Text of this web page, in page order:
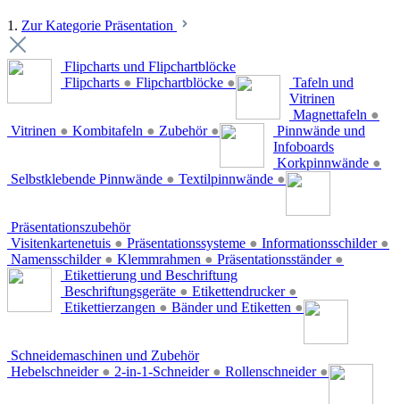
1. Zur Kategorie Präsentation
Flipcharts und Flipchartblöcke
Flipcharts ● Flipchartblöcke ●
Tafeln und
Vitrinen
Magnettafeln ●
Vitrinen ● Kombitafeln ● Zubehör ●
Pinnwände und
Infoboards
Korkpinnwände ●
Selbstklebende Pinnwände ● Textilpinnwände ●
Präsentationszubehör
Visitenkartenetuis ● Präsentationssysteme ● Informationsschilder ●
Namensschilder ● Klemmrahmen ● Präsentationsständer ●
Etikettierung und Beschriftung
Beschriftungsgeräte ● Etikettendrucker ●
Etikettierzangen ● Bänder und Etiketten ●
Schneidemaschinen und Zubehör
Hebelschneider ● 2-in-1-Schneider ● Rollenschneider ●